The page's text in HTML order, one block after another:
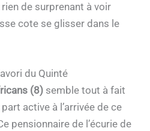
rien de surprenant à voir
cote se glisser dans le
du Quinté
(8) semble tout à fait
active à l’arrivée de ce
pensionnaire de l’écurie de